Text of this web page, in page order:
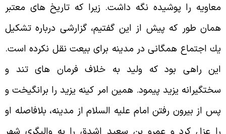
را پوشيده نگه داشت. زيرا كه تاريخ هاى معتبر
طور كه پيش از اين گفتيم، گزارشى درباره تشكيل
اجتماع همگانى در مدينه براى بيعت نقل نكرده است.
راهى بود كه وليد به خلاف فرمان هاى تند و
يزيد پيمود. همين امر كينه يزيد را برانگيخت و
از بيرون رفتن امام عليه السلام از مدينه، بلافاصله او